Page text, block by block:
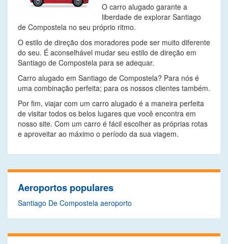
O carro alugado garante a
liberdade de explorar Santiago
de Compostela no seu próprio ritmo.
O estilo de direção dos moradores pode ser muito diferente
do seu. É aconselhável mudar seu estilo de direção em
Santiago de Compostela para se adequar.
Carro alugado em Santiago de Compostela? Para nós é
uma combinação perfeita; para os nossos clientes também.
Por fim, viajar com um carro alugado é a maneira perfeita
de visitar todos os belos lugares que você encontra em
nosso site. Com um carro é fácil escolher as próprias rotas
e aproveitar ao máximo o período da sua viagem.
Aeroportos populares
Santiago De Compostela aeroporto